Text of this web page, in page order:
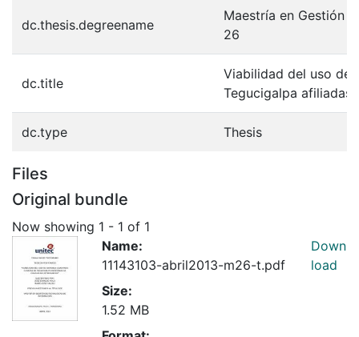
dc.thesis.degreename
Maestría en Gestión
26
dc.title
Viabilidad del uso de
Tegucigalpa afiliadas
dc.type Thesis
Files
Original bundle
Now showing 1 - 1 of 1
Name:
11143103-abril2013-m26-t.pdf
Size:
1.52 MB
Down
load